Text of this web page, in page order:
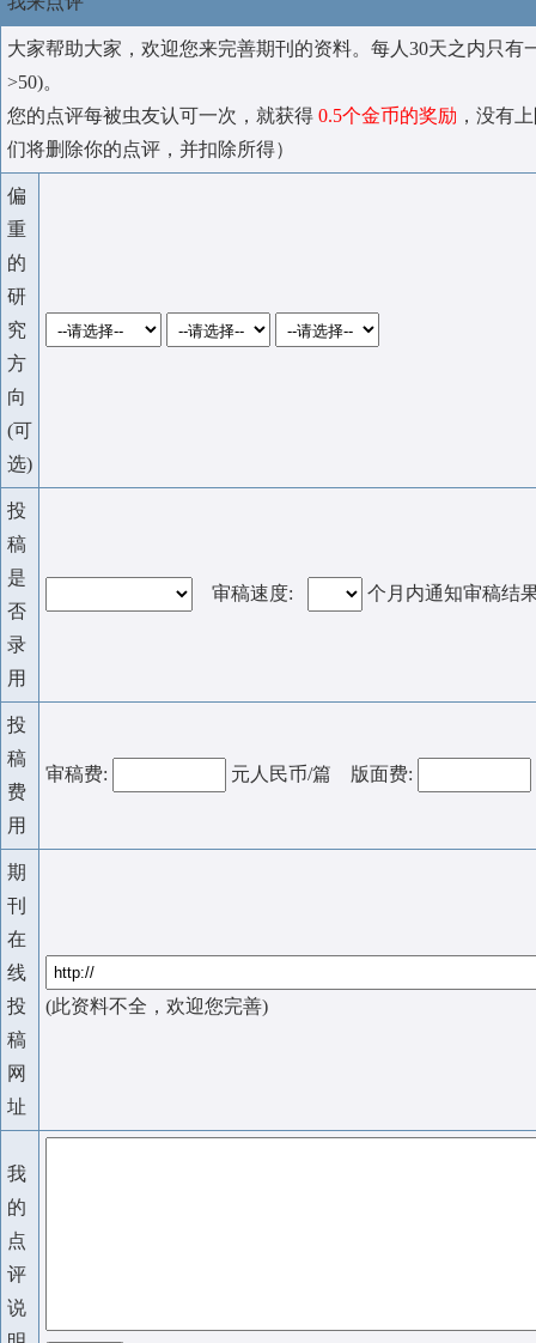
大家帮助大家，欢迎您来完善期刊的资料。每人30天之内只有
>50)。
您的点评每被虫友认可一次，就获得 0.5个金币的奖励 ，没有
们将删除你的点评，并扣除所得）
偏
重
的
研
究
方
向
(可
选)
投
稿
是
否
录
用
审稿速度: 个月内通知审稿结
投
稿
费
用
审稿费: 元人民币/篇 版面费:
期
刊
在
线
投
稿
网
址
(此资料不全，欢迎您完善)
我
的
点
评
说